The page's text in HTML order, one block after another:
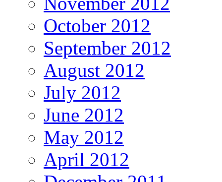
October 2012
September 2012
August 2012
July 2012
June 2012
May 2012
April 2012